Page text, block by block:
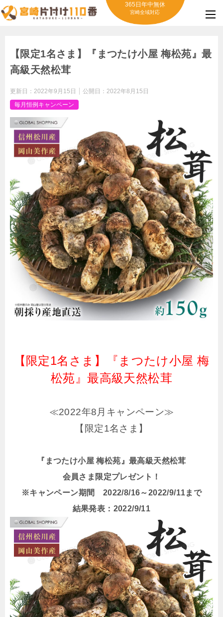
365日年中無休
宮崎全域対応
【限定1名さま】『まつたけ小屋 梅松苑』最
高級天然松茸
更新日： 2022年9月15日 公開日： 2022年8月15日
毎月恒例キャンペーン
【限定1名さま】『まつたけ小屋 梅
松苑』最高級天然松茸
≪2022年8月キャンペーン≫
【限定1名さま】
『まつたけ小屋 梅松苑』最高級天然松茸
会員さま限定プレゼント！
※キャンペーン期間 2022/8/16～2022/9/11まで
結果発表：2022/9/11